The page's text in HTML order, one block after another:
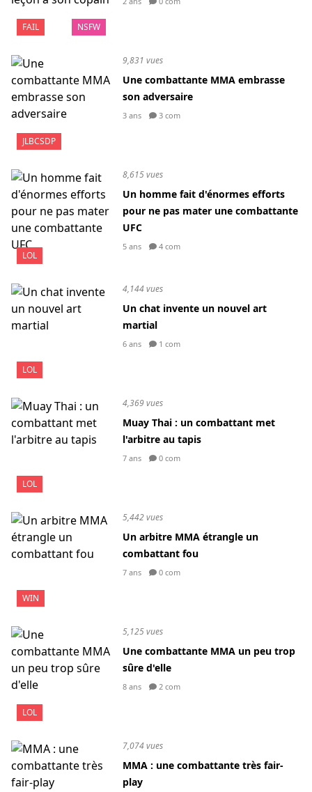
FAIL NSFW
JLBCSDP
9,831 vues
Une combattante MMA embrasse
son adversaire
3 ans 3 com
LOL
8,615 vues
Un homme fait d'énormes efforts
pour ne pas mater une combattante
UFC
5 ans 4 com
LOL
4,144 vues
Un chat invente un nouvel art
martial
6 ans 1 com
LOL
4,369 vues
Muay Thai : un combattant met
l'arbitre au tapis
7 ans 0 com
WIN
5,442 vues
Un arbitre MMA étrangle un
combattant fou
7 ans 0 com
LOL
5,125 vues
Une combattante MMA un peu trop
sûre d'elle
8 ans 2 com
7,074 vues
MMA : une combattante très fair-
play